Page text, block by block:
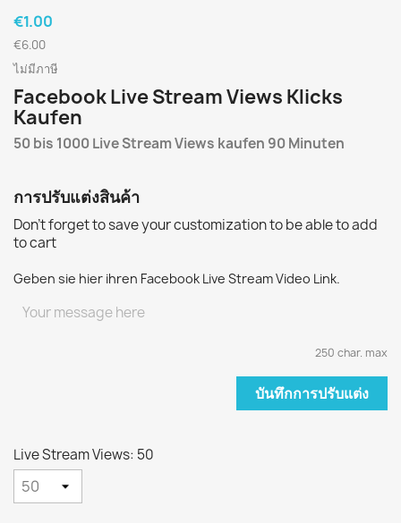
€1.00
€6.00
ไม่มีภาษี
Facebook Live Stream Views Klicks
Kaufen
50 bis 1000 Live Stream Views kaufen 90 Minuten
การปรับแต่งสินค้า
Don't forget to save your customization to be able to add
to cart
Geben sie hier ihren Facebook Live Stream Video Link.
250 char. max
บันทึกการปรับแต่ง
Live Stream Views: 50